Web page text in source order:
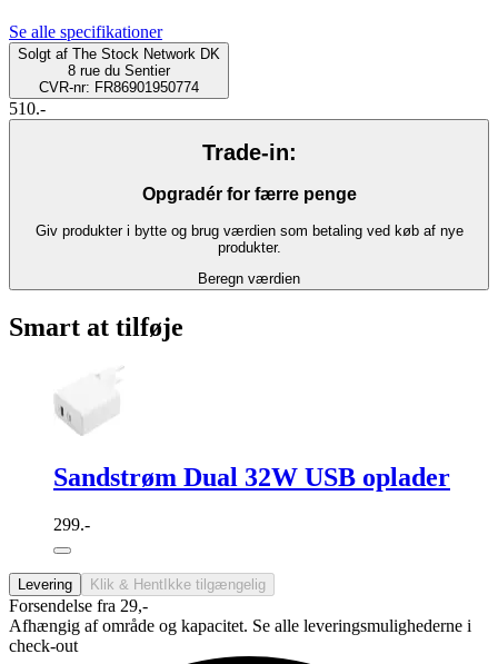
Se alle specifikationer
Solgt af The Stock Network DK
8 rue du Sentier
CVR-nr: FR86901950774
510.-
Trade-in:
Opgradér for færre penge
Giv produkter i bytte og brug værdien som betaling ved køb af nye
produkter.
Beregn værdien
Smart at tilføje
Sandstrøm Dual 32W USB oplader
299.-
Levering Klik & HentIkke tilgængelig
Forsendelse fra 29,-
Afhængig af område og kapacitet. Se alle leveringsmulighederne i
check-out